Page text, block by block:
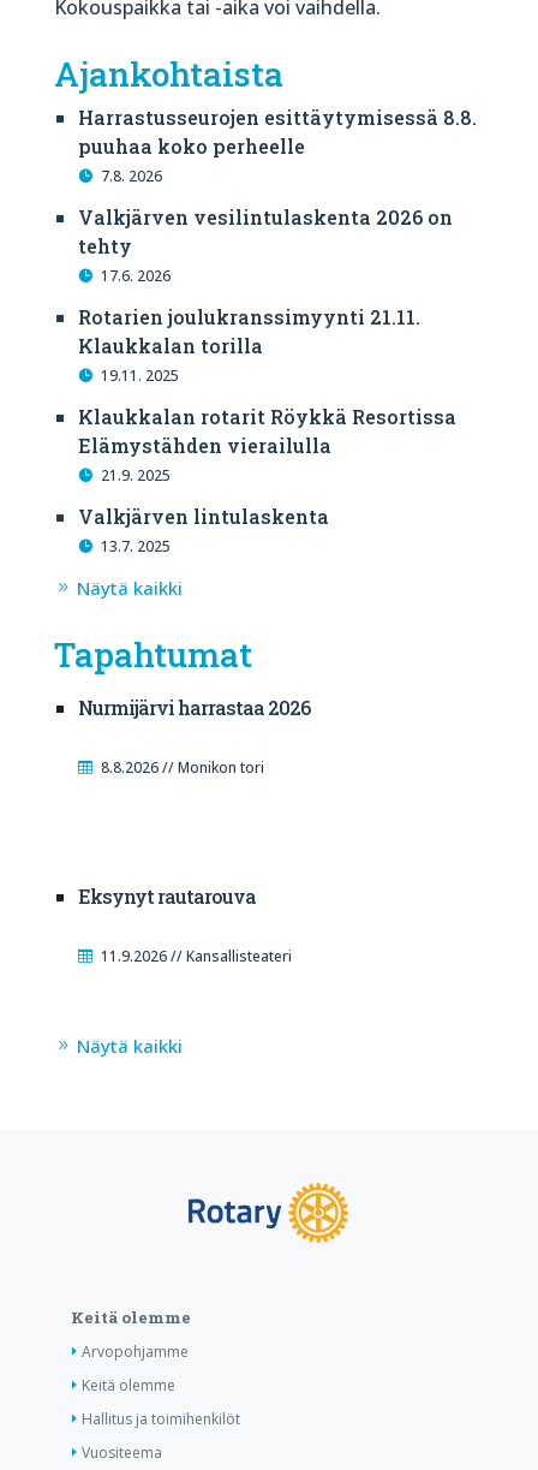
Kokouspaikka tai -aika voi vaihdella.
Ajankohtaista
Harrastusseurojen esittäytymisessä 8.8.
puuhaa koko perheelle
7.8. 2026
Valkjärven vesilintulaskenta 2026 on
tehty
17.6. 2026
Rotarien joulukranssimyynti 21.11.
Klaukkalan torilla
19.11. 2025
Klaukkalan rotarit Röykkä Resortissa
Elämystähden vierailulla
21.9. 2025
Valkjärven lintulaskenta
13.7. 2025
Näytä kaikki
Tapahtumat
Nurmijärvi harrastaa 2026
8.8.2026 // Monikon tori
Eksynyt rautarouva
11.9.2026 // Kansallisteateri
Näytä kaikki
Keitä olemme
Arvopohjamme
Keitä olemme
Hallitus ja toimihenkilöt
Vuositeema